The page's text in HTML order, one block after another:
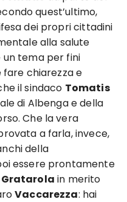
quest’ultimo,
dei propri cittadini
alla salute
un tema per fini
chiarezza e
il sindaco Tomatis
di Albenga e della
Che la vera
a farla, invece,
della
essere prontamente
Gratarola in merito
Vaccarezza: hai